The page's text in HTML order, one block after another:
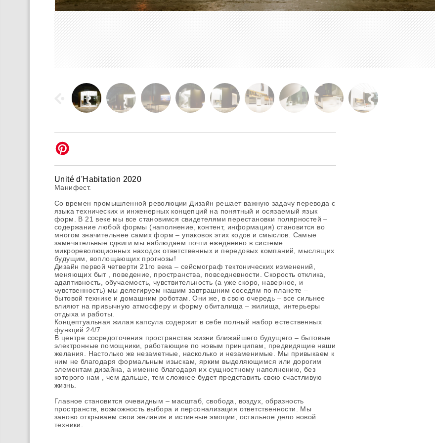
Unité d'Habitation 2020
Манифест.
Со времен промышленной революции Дизайн решает важную задачу перевода с
языка технических и инженерных концепций на понятный и осязаемый язык
форм. В 21 веке мы все становимся свидетелями перестановки полярностей –
содержание любой формы (наполнение, контент, информация) становится во
многом значительнее самих форм – упаковок этих кодов и смыслов. Самые
замечательные сдвиги мы наблюдаем почти ежедневно в системе
микрореволюционных находок ответственных и передовых компаний, мыслящих
будущим, воплощающих прогнозы!
Дизайн первой четверти 21го века – сейсмограф тектонических изменений,
меняющих быт , поведение, пространства, повседневности. Скорость отклика,
адаптивность, обучаемость, чувствительность (а уже скоро, наверное, и
чувственность) мы делегируем нашим завтрашним соседям по планете –
бытовой технике и домашним роботам. Они же, в свою очередь – все сильнее
влияют на привычную атмосферу и форму обиталища – жилища, интерьеры
отдыха и работы.
Концептуальная жилая капсула содержит в себе полный набор естественных
функций 24/7.
В центре сосредоточения пространства жизни ближайшего будущего – бытовые
электронные помощники, работающие по новым принципам, предвидящие наши
желания. Настолько же незаметные, насколько и незаменимые. Мы привыкаем к
ним не благодаря формальным изыскам, ярким выделяющимся или дорогим
элементам дизайна, а именно благодаря их сущностному наполнению, без
которого нам , чем дальше, тем сложнее будет представить свою счастливую
жизнь.
Главное становится очевидным – масштаб, свобода, воздух, образность
пространств, возможность выбора и персонализация ответственности. Мы
заново открываем свои желания и истинные эмоции, остальное дело новой
техники.